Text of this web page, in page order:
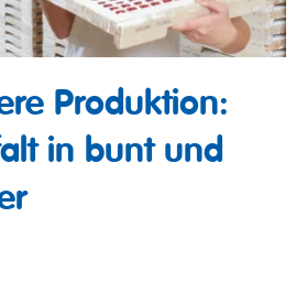
Produktion:
in bunt und